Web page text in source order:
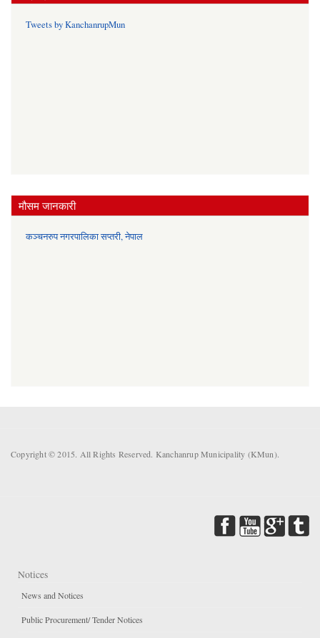
Tweets by KanchanrupMun
मौसम जानकारी
कञ्चनरुप नगरपालिका सप्तरी, नेपाल
Copyright © 2015. All Rights Reserved. Kanchanrup Municipality (KMun).
Notices
News and Notices
Public Procurement/ Tender Notices